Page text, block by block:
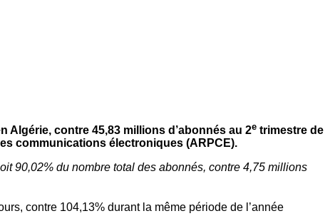
Algérie, contre 45,83 millions d’abonnés au 2e trimestre de
communications électroniques (ARPCE).
90,02% du nombre total des abonnés, contre 4,75 millions
contre 104,13% durant la même période de l’année